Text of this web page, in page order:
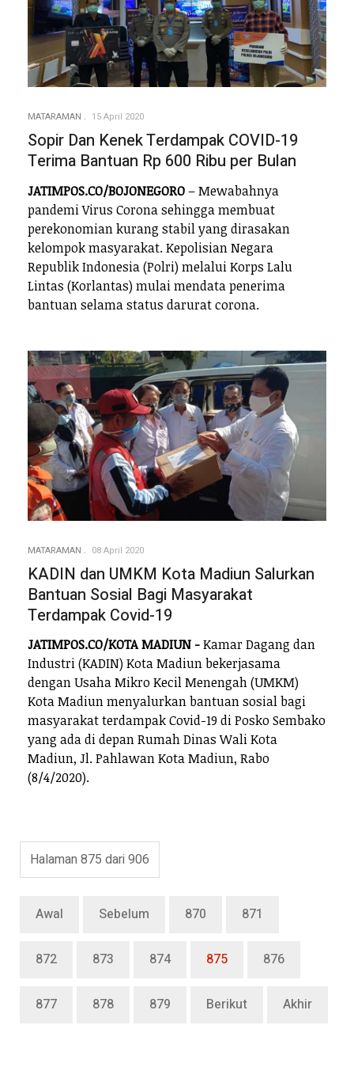
MATARAMAN 15 April 2020
Sopir Dan Kenek Terdampak COVID-19
Terima Bantuan Rp 600 Ribu per Bulan
JATIMPOS.CO/BOJONEGORO– Mewabahnya
pandemi Virus Corona sehingga membuat
perekonomian kurang stabil yang dirasakan
kelompok masyarakat. Kepolisian Negara
Republik Indonesia (Polri) melalui Korps Lalu
Lintas (Korlantas) mulai mendata penerima
bantuan selama status darurat corona.
MATARAMAN 08 April 2020
KADIN dan UMKM Kota Madiun Salurkan
Bantuan Sosial Bagi Masyarakat
Terdampak Covid-19
JATIMPOS.CO/KOTA MADIUN -Kamar Dagang dan
Industri (KADIN) Kota Madiun bekerjasama
dengan Usaha Mikro Kecil Menengah (UMKM)
Kota Madiun menyalurkan bantuan sosial bagi
masyarakat terdampak Covid-19 di Posko Sembako
yang ada di depan Rumah Dinas Wali Kota
Madiun, Jl. Pahlawan Kota Madiun, Rabo
(8/4/2020).
Halaman 875 dari 906
Awal Sebelum 870 871
872 873 874 875 876
877 878 879 Berikut Akhir